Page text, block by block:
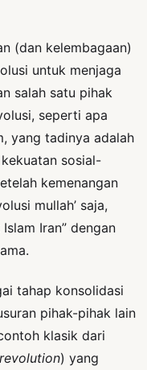
(dan kelembagaan)
untuk menjaga
salah satu pihak
seperti apa
yang tadinya adalah
sosial-
kemenangan
mullah’ saja,
Iran” dengan
tahap konsolidasi
pihak-pihak lain
klasik dari
) yang